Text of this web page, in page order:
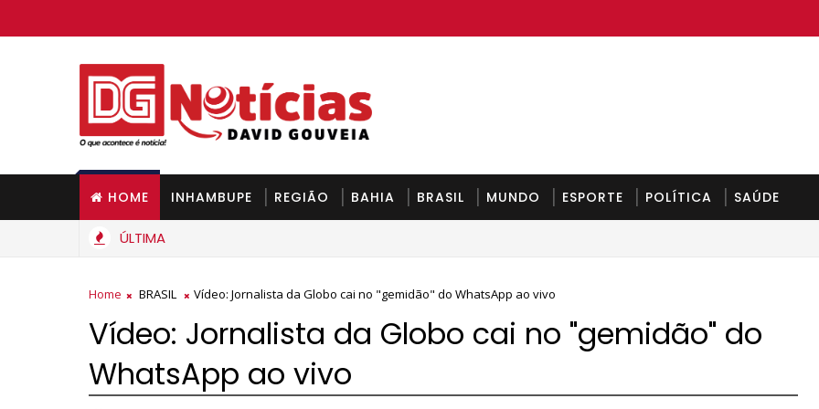
HOME INHAMBUPE REGIÃO BAHIA BRASIL MUNDO ESPORTE POLÍTICA SAÚDE
ÚLTIMA
Home BRASIL Vídeo: Jornalista da Globo cai no "gemidão" do WhatsApp ao vivo
Vídeo: Jornalista da Globo cai no "gemidão" do
WhatsApp ao vivo